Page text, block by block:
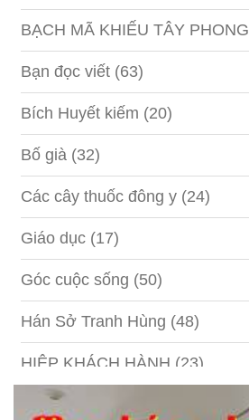
BẠCH MÃ KHIẾU TÂY PHONG
Bạn đọc viết (63)
Bích Huyết kiếm (20)
Bố già (32)
Các cây thuốc đông y (24)
Giáo dục (17)
Góc cuộc sống (50)
Hán Sở Tranh Hùng (48)
HIỆP KHÁCH HÀNH (23)
Hồng lâu mộng